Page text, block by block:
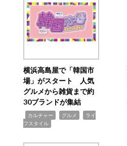
横浜高島屋で「韓国市
場」がスタート 人気
グルメから雑貨まで約
30ブランドが集結
カルチャー グルメ
ライ
フスタイル